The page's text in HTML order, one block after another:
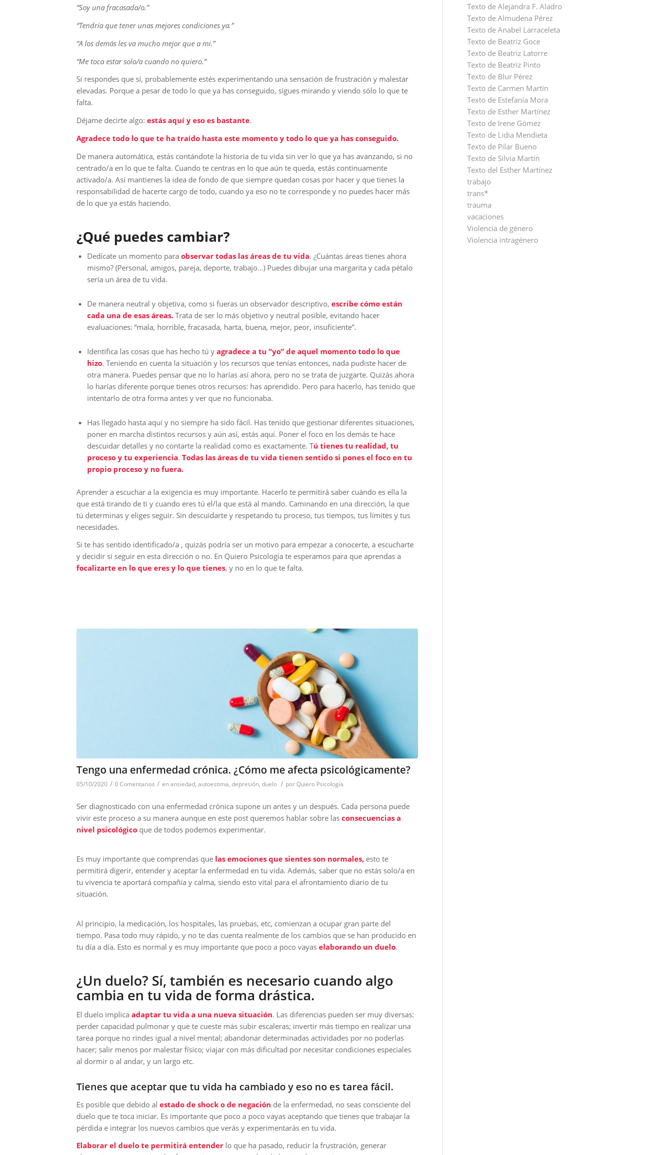
“Soy una fracasada/o.”
“Tendría que tener unas mejores condiciones ya.”
“A los demás les va mucho mejor que a mi.”
“Me toca estar solo/a cuando no quiero.”
Si respondes que sí, probablemente estés experimentando una sensación de frustración y malestar
elevadas. Porque a pesar de todo lo que ya has conseguido, sigues mirando y viendo sólo lo que te
falta.
Déjame decirte algo: estás aquí y eso es bastante.
Agradece todo lo que te ha traído hasta este momento y todo lo que ya has conseguido.
De manera automática, estás contándote la historia de tu vida sin ver lo que ya has avanzando, si no
centrado/a en lo que te falta. Cuando te centras en lo que aún te queda, estás continuamente
activado/a. Así mantienes la idea de fondo de que siempre quedan cosas por hacer y que tienes la
responsabilidad de hacerte cargo de todo, cuando ya eso no te corresponde y no puedes hacer más
de lo que ya estás haciendo.
¿Qué puedes cambiar?
Dedícate un momento para observar todas las áreas de tu vida. ¿Cuántas áreas tienes ahora
mismo? (Personal, amigos, pareja, deporte, trabajo…) Puedes dibujar una margarita y cada pétalo
sería un área de tu vida.
De manera neutral y objetiva, como si fueras un observador descriptivo, escribe cómo están
cada una de esas áreas. Trata de ser lo más objetivo y neutral posible, evitando hacer
evaluaciones: “mala, horrible, fracasada, harta, buena, mejor, peor, insuficiente”.
Identifica las cosas que has hecho tú y agradece a tu “yo” de aquel momento todo lo que
hizo. Teniendo en cuenta la situación y los recursos que tenías entonces, nada pudiste hacer de
otra manera. Puedes pensar que no lo harías así ahora, pero no se trata de juzgarte. Quizás ahora
lo harías diferente porque tienes otros recursos: has aprendido. Pero para hacerlo, has tenido que
intentarlo de otra forma antes y ver que no funcionaba.
Has llegado hasta aquí y no siempre ha sido fácil. Has tenido que gestionar diferentes situaciones,
poner en marcha distintos recursos y aún así, estás aquí. Poner el foco en los demás te hace
descuidar detalles y no contarte la realidad como es exactamente. Tú tienes tu realidad, tu
proceso y tu experiencia. Todas las áreas de tu vida tienen sentido si pones el foco en tu
propio proceso y no fuera.
Aprender a escuchar a la exigencia es muy importante. Hacerlo te permitirá saber cuándo es ella la
que está tirando de ti y cuando eres tú el/la que está al mando. Caminando en una dirección, la que
tú determinas y eliges seguir. Sin descuidarte y respetando tu proceso, tus tiempos, tus límites y tus
necesidades.
Si te has sentido identificado/a , quizás podría ser un motivo para empezar a conocerte, a escucharte
y decidir si seguir en esta dirección o no. En Quiero Psicología te esperamos para que aprendas a
focalizarte en lo que eres y lo que tienes, y no en lo que te falta.
Tengo una enfermedad crónica. ¿Cómo me afecta psicológicamente?
05/10/2020 / 0 Comentarios / enansiedad, autoestima, depresión, duelo / porQuiero Psicología
Ser diagnosticado con una enfermedad crónica supone un antes y un después. Cada persona puede
vivir este proceso a su manera aunque en este post queremos hablar sobre las consecuencias a
nivel psicológico que de todos podemos experimentar.
Es muy importante que comprendas que las emociones que sientes son normales, esto te
permitirá digerir, entender y aceptar la enfermedad en tu vida. Además, saber que no estás solo/a en
tu vivencia te aportará compañía y calma, siendo esto vital para el afrontamiento diario de tu
situación.
Al principio, la medicación, los hospitales, las pruebas, etc, comienzan a ocupar gran parte del
tiempo. Pasa todo muy rápido, y no te das cuenta realmente de los cambios que se han producido en
tu día a día. Esto es normal y es muy importante que poco a poco vayas elaborando un duelo.
¿Un duelo? Sí, también es necesario cuando algo
cambia en tu vida de forma drástica.
El duelo implica adaptar tu vida a una nueva situación. Las diferencias pueden ser muy diversas:
perder capacidad pulmonar y que te cueste más subir escaleras; invertir más tiempo en realizar una
tarea porque no rindes igual a nivel mental; abandonar determinadas actividades por no poderlas
hacer; salir menos por malestar físico; viajar con más dificultad por necesitar condiciones especiales
al dormir o al andar, y un largo etc.
Tienes que aceptar que tu vida ha cambiado y eso no es tarea fácil.
Es posible que debido al estado de shock o de negación de la enfermedad, no seas consciente del
duelo que te toca iniciar. Es importante que poco a poco vayas aceptando que tienes que trabajar la
pérdida e integrar los nuevos cambios que verás y experimentarás en tu vida.
Elaborar el duelo te permitirá entender lo que ha pasado, reducir la frustración, generar
Texto de Alejandra F. Aladro
Texto de Almudena Pérez
Texto de Anabel Larraceleta
Texto de Beatriz Goce
Texto de Beatriz Latorre
Texto de Beatriz Pinto
Texto de Blur Pérez
Texto de Carmen Martín
Texto de Estefanía Mora
Texto de Esther Martínez
Texto de Irene Gómez
Texto de Lidia Mendieta
Texto de Pilar Bueno
Texto de Silvia Martín
Texto del Esther Martínez
trabajo
trans*
trauma
vacaciones
Violencia de género
Violencia intragénero